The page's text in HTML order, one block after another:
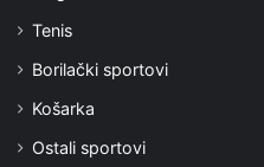
Tenis
Borilački sportovi
Košarka
Ostali sportovi